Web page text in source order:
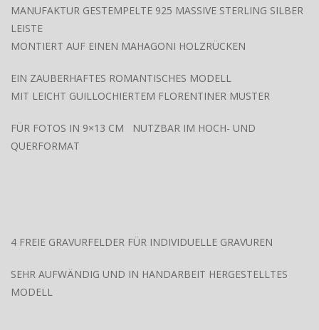
MANUFAKTUR GESTEMPELTE 925 MASSIVE STERLING SILBER
LEISTE
MONTIERT AUF EINEN MAHAGONI HOLZRÜCKEN
EIN ZAUBERHAFTES ROMANTISCHES MODELL
MIT LEICHT GUILLOCHIERTEM FLORENTINER MUSTER
FÜR FOTOS IN 9×13 CM NUTZBAR IM HOCH- UND
QUERFORMAT
4 FREIE GRAVURFELDER FÜR INDIVIDUELLE GRAVUREN
SEHR AUFWÄNDIG UND IN HANDARBEIT HERGESTELLTES
MODELL